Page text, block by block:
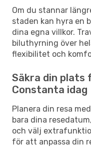
Om du stannar
staden kan hyra en
dina egna villkor.
biluthyrning över
flexibilitet och
Säkra din plats
Constanta idag
Planera din resa
bara dina
och välj
för att anpassa din